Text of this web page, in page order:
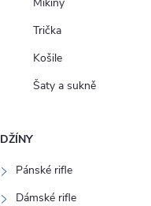
Trička
Košile
Šaty a sukně
DŽÍNY
Pánské rifle
Dámské rifle